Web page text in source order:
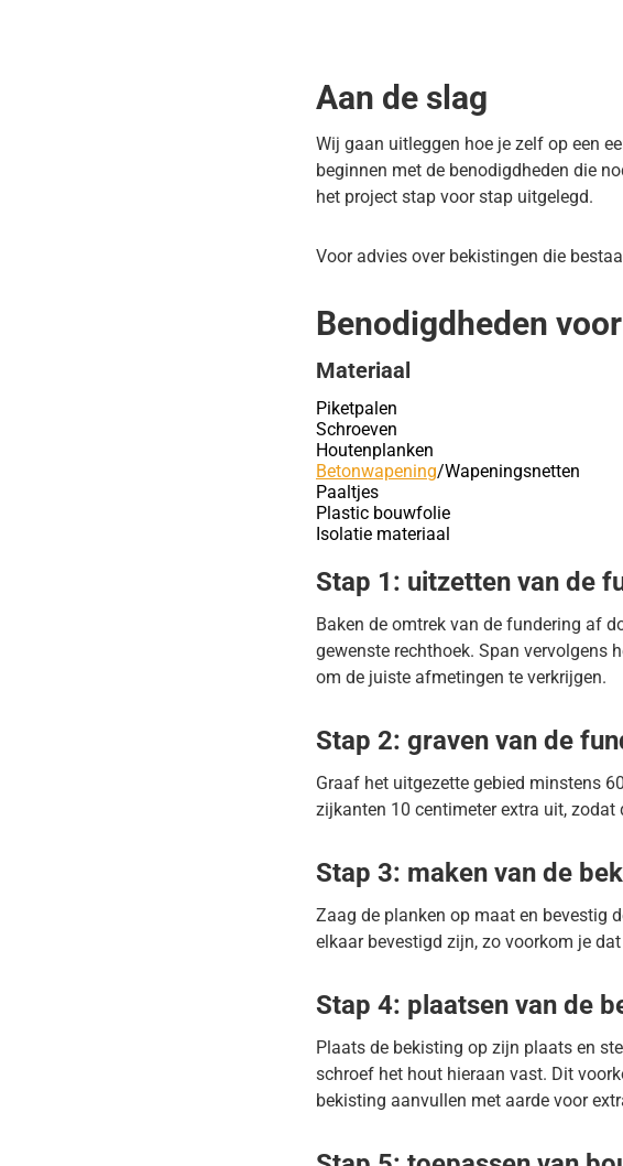
Aan de slag
Wij gaan uitleggen hoe je zelf op een
beginnen met de benodigdheden die
het project stap voor stap uitgelegd.
Voor advies over bekistingen die
Benodigdheden
Materiaal
Piketpalen
Schroeven
Houtenplanken
Betonwapening/Wapeningsnetten
Paaltjes
Plastic bouwfolie
Isolatie materiaal
Stap 1: uitzetten van de
Baken de omtrek van de fundering af
gewenste rechthoek. Span vervolgens
om de juiste afmetingen te verkrijgen.
Stap 2: graven van de
Graaf het uitgezette gebied minstens
zijkanten 10 centimeter extra uit,
Stap 3: maken van de
Zaag de planken op maat en bevestig
elkaar bevestigd zijn, zo voorkom je
Stap 4: plaatsen van de
Plaats de bekisting op zijn plaats en
schroef het hout hieraan vast. Dit
bekisting aanvullen met aarde voor